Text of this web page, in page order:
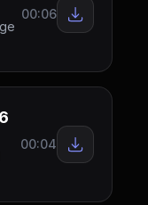
00:06
00:04